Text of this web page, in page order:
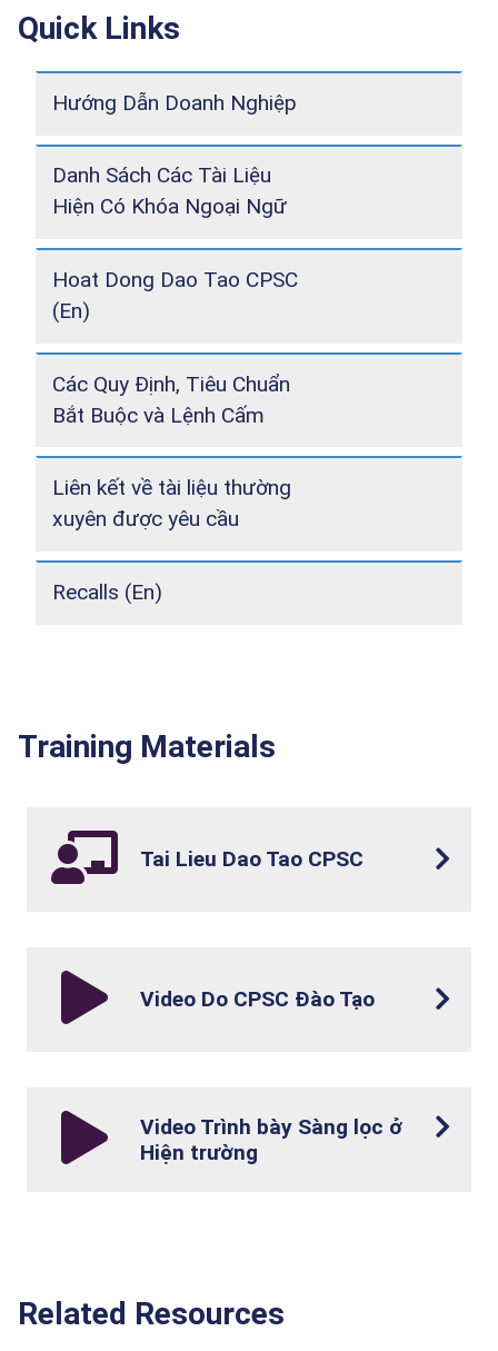
Quick Links
Hướng Dẫn Doanh Nghiệp
Danh Sách Các Tài Liệu
Hiện Có Khóa Ngoại Ngữ
Hoat Dong Dao Tao CPSC
(En)
Các Quy Định, Tiêu Chuẩn
Bắt Buộc và Lệnh Cấm
Liên kết về tài liệu thường
xuyên được yêu cầu
Recalls (En)
Training Materials
Tai Lieu Dao Tao CPSC
Video Do CPSC Đào Tạo
Video Trình bày Sàng lọc ở
Hiện trường
Related Resources